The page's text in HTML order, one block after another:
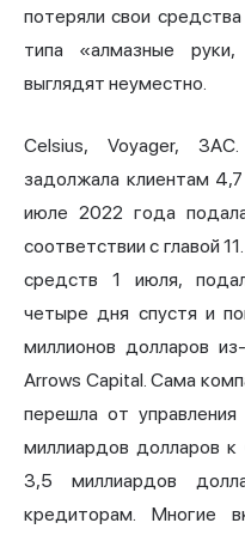
потеряли свои
типа «алмазные
выглядят неуместно.
Celsius, Voyager,
задолжала клиентам
июле 2022 года
соответствии с главой
средств 1 июля,
четыре дня спустя и
миллионов долларов
Arrows Capital. Сама
перешла от
миллиардов долларов к
3,5 миллиардов
кредиторам. Многие